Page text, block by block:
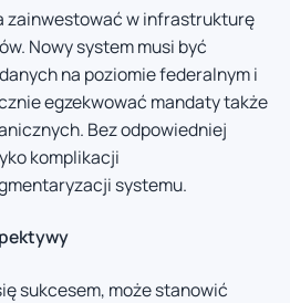
zainwestować w infrastrukturę
Nowy system musi być
na poziomie federalnym i
egzekwować mandaty także
Bez odpowiedniej
komplikacji
systemu.
sukcesem, może stanowić